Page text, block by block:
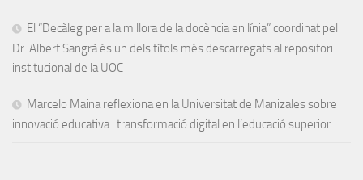
El “Decàleg per a la millora de la docència en línia” coordinat pel
Dr. Albert Sangrà és un dels títols més descarregats al repositori
institucional de la UOC
Marcelo Maina reflexiona en la Universitat de Manizales sobre
innovació educativa i transformació digital en l’educació superior